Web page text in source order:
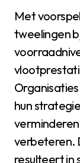
Met
tweelingen
hun
verbeteren.
resulteert in